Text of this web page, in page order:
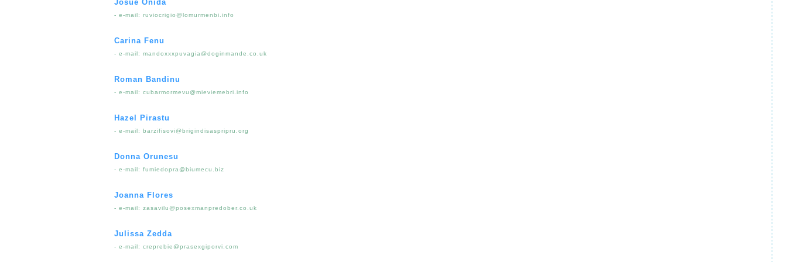
Josue Onida
- e-mail: ruviocrigio@lomurmenbi.info
Carina Fenu
- e-mail: mandoxxxpuvagia@doginmande.co.uk
Roman Bandinu
- e-mail: cubarmormevu@mieviemebri.info
Hazel Pirastu
- e-mail: barzifisovi@brigindisaspripru.org
Donna Orunesu
- e-mail: fumiedopra@biumecu.biz
Joanna Flores
- e-mail: zasavilu@posexmanpredober.co.uk
Julissa Zedda
- e-mail: creprebie@prasexgiporvi.com